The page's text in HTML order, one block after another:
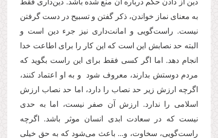
دین از دادن حکم درباره آن منع شده باشد. دین‌داری فقط
به معنای نماز خواندن، ذکر گفتن و تسبیح در دست گرفتن
نیست. راست‌گویی و امانت‌داری نیز جرء دین است و
البته حد نصابش این است که این کار را برای اطاعت خدا
انجام دهد. اما اگر کسی فقط برای این راست بگوید که
مردم دوستش بدارند، معروف شود و به او اعتماد کنند،
اگرچه ارزش زیر حد نصاب را دارد، اما حد نصاب ارزش
اسلامی را ندارد. ارزش آن صفر نیست، اما به حدی
نیست که در سعادت ابدی انسان موثر باشد. اگرچه
راست‌گویی، سخاوت، و... باعث می‌شود که به حق خیلی